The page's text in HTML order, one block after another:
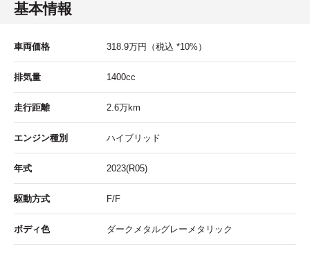
基本情報
車両価格 318.9万円 （税込 *10%）
排気量 1400cc
走行距離 2.6万km
エンジン種別 ハイブリッド
年式 2023(R05)
駆動方式 F/F
ボディ色 ダークメタルグレーメタリック